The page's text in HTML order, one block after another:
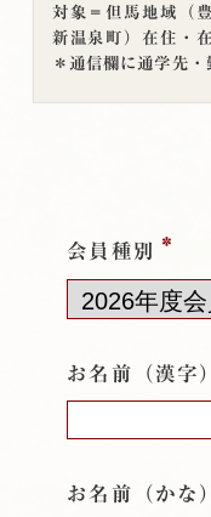
対象＝但馬地域（
新温泉町）在住・
通信欄に通学先・
会員種別 *
お名前（漢字）
お名前（かな）